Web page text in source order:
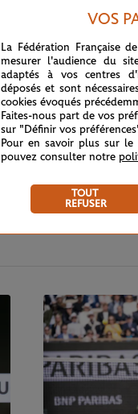
VOS
La Fédération Française
mesurer l'audience du
adaptés à vos centres
déposés et sont
cookies évoqués
Faites-nous part de vos
sur "Définir vos
Pour en savoir plus sur
pouvez consulter notre
TOUT
REFUSER